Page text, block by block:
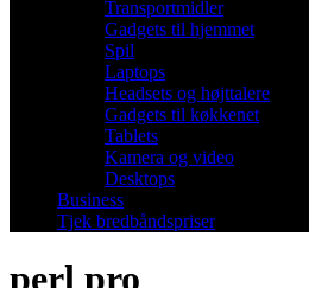
Transportmidler
Gadgets til hjemmet
Spil
Laptops
Headsets og højttalere
Gadgets til køkkenet
Tablets
Kamera og video
Desktops
Business
Tjek bredbåndspriser
perl pro